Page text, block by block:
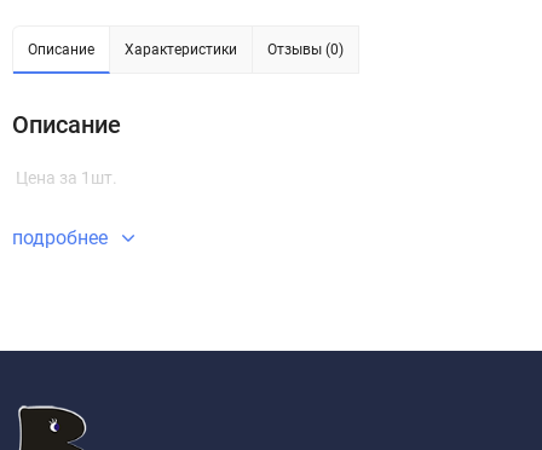
Описание Характеристики Отзывы (0)
Описание
Цена за 1шт.
подробнее